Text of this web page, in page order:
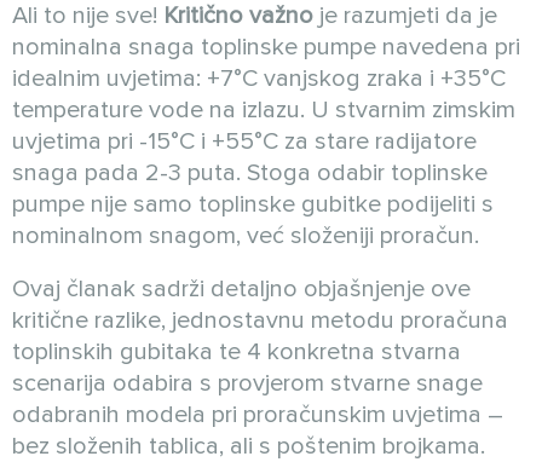
Ali to nije sve! Kritično važno je razumjeti da je
nominalna snaga toplinske pumpe navedena pri
idealnim uvjetima: +7°C vanjskog zraka i +35°C
temperature vode na izlazu. U stvarnim zimskim
uvjetima pri -15°C i +55°C za stare radijatore
snaga pada 2-3 puta. Stoga odabir toplinske
pumpe nije samo toplinske gubitke podijeliti s
nominalnom snagom, već složeniji proračun.
Ovaj članak sadrži detaljno objašnjenje ove
kritične razlike, jednostavnu metodu proračuna
toplinskih gubitaka te 4 konkretna stvarna
scenarija odabira s provjerom stvarne snage
odabranih modela pri proračunskim uvjetima –
bez složenih tablica, ali s poštenim brojkama.